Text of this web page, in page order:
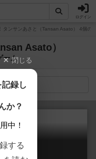
ログイン
タンサンあさと（Tansan Asato） 4個の
Asato）
ーム
ー
ズ
閉じる
録し
か？
中！
する